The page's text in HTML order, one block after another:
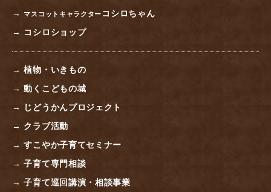
→マスコットキャラクター コシロちゃん
→ コシロショップ
→ 植物・いきもの
→ 動くこどもの城
→ じどうかんプロジェクト
→ クラブ活動
→ すこやか子育てセミナー
→ 子育て専門相談
→ 子育て巡回講演・相談事業